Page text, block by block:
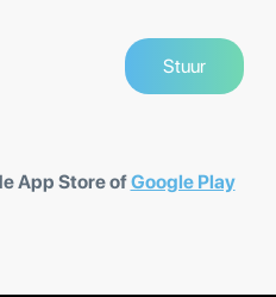
App Store ofGoogle Play